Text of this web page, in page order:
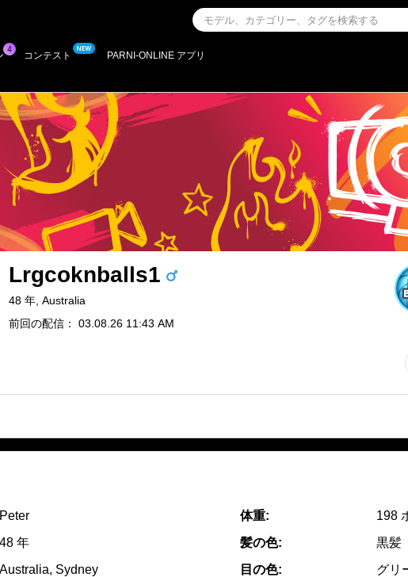
コンテスト PARNI-ONLINE アプリ
Lrgcoknballs1
48 年, Australia
前回の配信： 03.08.26 11:43 AM
Peter
48 年
Australia, Sydney
体重:
198
髪の色:
黒髪
目の色:
グリ